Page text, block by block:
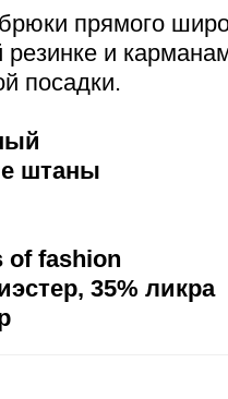
прямого
резинке и
посадки.
штаны
of fashion
35% ликра